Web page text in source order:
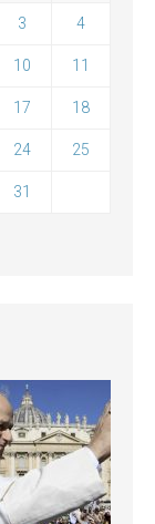
3 4
10 11
17 18
24 25
31